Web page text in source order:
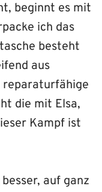
beginnt es mit
ich das
besteht
aus
reparaturfähige
die mit Elsa,
Kampf ist
auf ganz